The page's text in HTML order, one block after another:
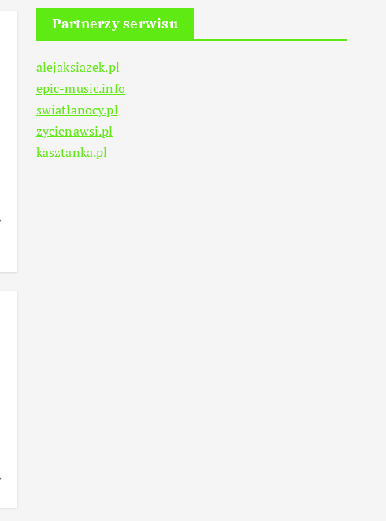
Partnerzy serwisu
alejaksiazek.pl
epic-music.info
swiatlanocy.pl
zycienawsi.pl
kasztanka.pl